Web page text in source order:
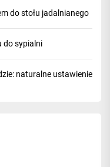
do stołu jadalnianego
do sypialni
naturalne ustawienie